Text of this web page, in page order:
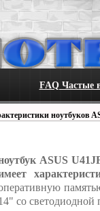
FAQ Частые
ноутбуков
ASUS
со светодиодной